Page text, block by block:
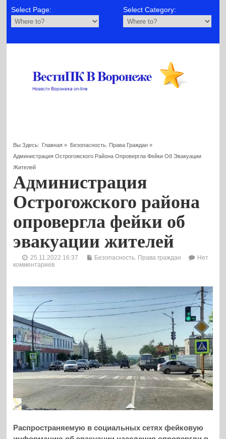
Select Page: Select Category:
Вы Здесь: Главная » Безопасность. Права Граждан»
Администрация Острогожского Района Опровергла Фейки Об Эвакуации
Жителей
Администрация
Острогожского района
опровергла фейки об
эвакуации жителей
25.11.2022 16:37 Безопасность. Права граждан
Нет
комментариев
Распространяемую в социальных сетях фейковую